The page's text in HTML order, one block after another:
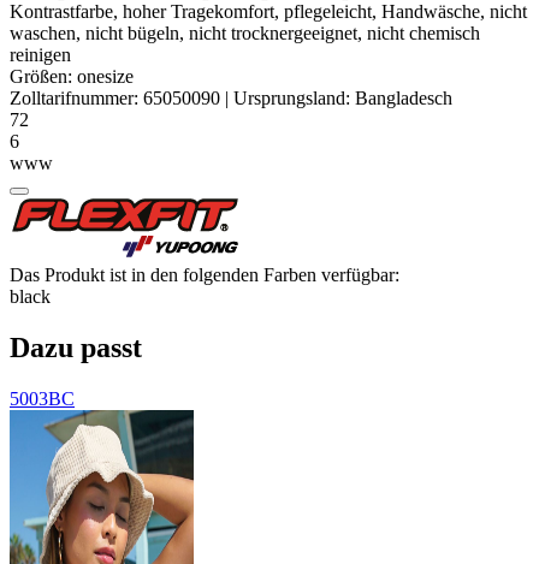
Kontrastfarbe, hoher Tragekomfort, pflegeleicht, Handwäsche, nicht
waschen, nicht bügeln, nicht trocknergeeignet, nicht chemisch
reinigen
Größen: onesize
Zolltarifnummer: 65050090 | Ursprungsland: Bangladesch
72
6
www
Das Produkt ist in den folgenden Farben verfügbar:
black
Dazu passt
5003BC